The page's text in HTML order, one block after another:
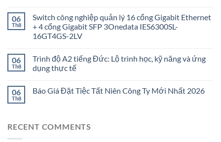
06
Th8
Switch công nghiệp quản lý 16 cổng Gigabit Ethernet
+ 4 cổng Gigabit SFP 3Onedata IES6300SL-
16GT4GS-2LV
06
Th8
Trình độ A2 tiếng Đức: Lộ trình học, kỹ năng và ứng
dụng thực tế
06
Th8
Báo Giá Đặt Tiệc Tất Niên Công Ty Mới Nhất 2026
RECENT COMMENTS